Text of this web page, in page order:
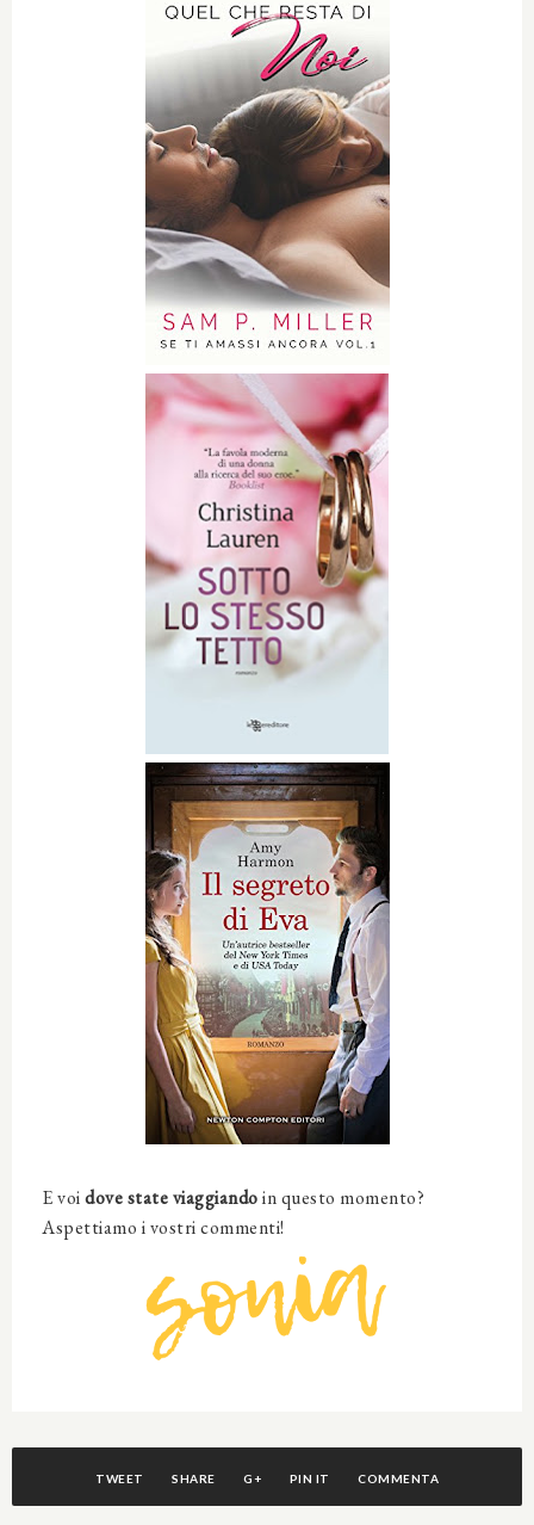
E voidove state viaggiandoin questo momento?
Aspettiamo i vostri commenti!
TWEET SHARE G+ PIN IT COMMENTA